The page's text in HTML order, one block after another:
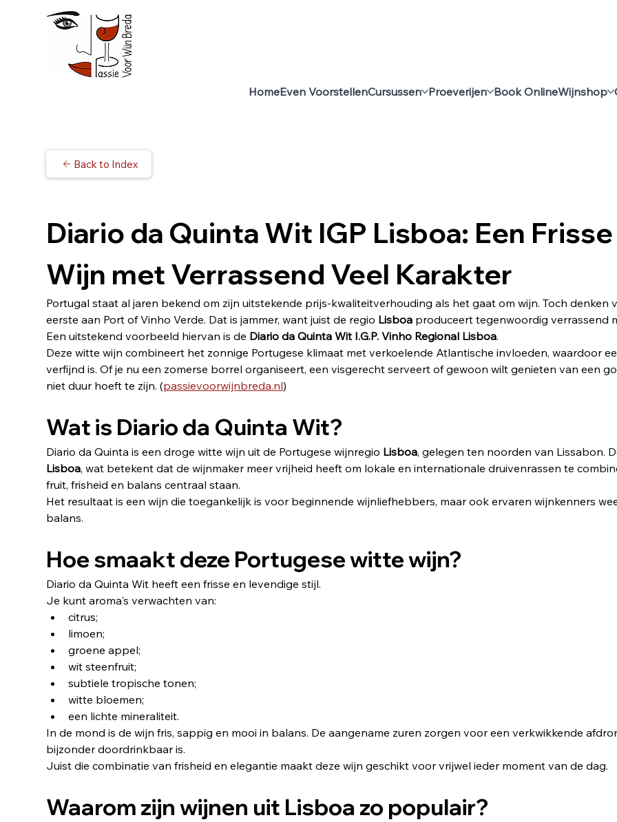
HomeEven VoorstellenCursussen Proeverijen Book OnlineWijnshop
Back to Index
Diario da Quinta Wit IGP Lisboa: Een
Wijn met Verrassend Veel Karakter
Portugal staat al jaren bekend om zijn uitstekende prijs-kwaliteitverhouding als het gaat om wijn. Toch
eerste aan Port of Vinho Verde. Dat is jammer, want juist de regio Lisboa produceert tegenwoordig verrassend
Een uitstekend voorbeeld hiervan is de Diario da Quinta Wit I.G.P. Vinho Regional Lisboa.
Deze witte wijn combineert het zonnige Portugese klimaat met verkoelende Atlantische invloeden, waardoor
verfijnd is. Of je nu een zomerse borrel organiseert, een visgerecht serveert of gewoon wilt genieten van een
niet duur hoeft te zijn. (passievoorwijnbreda.nl)
Wat is Diario da Quinta Wit?
Diario da Quinta is een droge witte wijn uit de Portugese wijnregio Lisboa, gelegen ten noorden van Lissabon.
Lisboa, wat betekent dat de wijnmaker meer vrijheid heeft om lokale en internationale druivenrassen te
fruit, frisheid en balans centraal staan.
Het resultaat is een wijn die toegankelijk is voor beginnende wijnliefhebbers, maar ook ervaren wijnkenners
balans.
Hoe smaakt deze Portugese witte wijn?
Diario da Quinta Wit heeft een frisse en levendige stijl.
Je kunt aroma's verwachten van:
citrus;
limoen;
groene appel;
wit steenfruit;
subtiele tropische tonen;
witte bloemen;
een lichte mineraliteit.
In de mond is de wijn fris, sappig en mooi in balans. De aangename zuren zorgen voor een verkwikkende
bijzonder doordrinkbaar is.
Juist die combinatie van frisheid en elegantie maakt deze wijn geschikt voor vrijwel ieder moment van de dag.
Waarom zijn wijnen uit Lisboa zo populair?